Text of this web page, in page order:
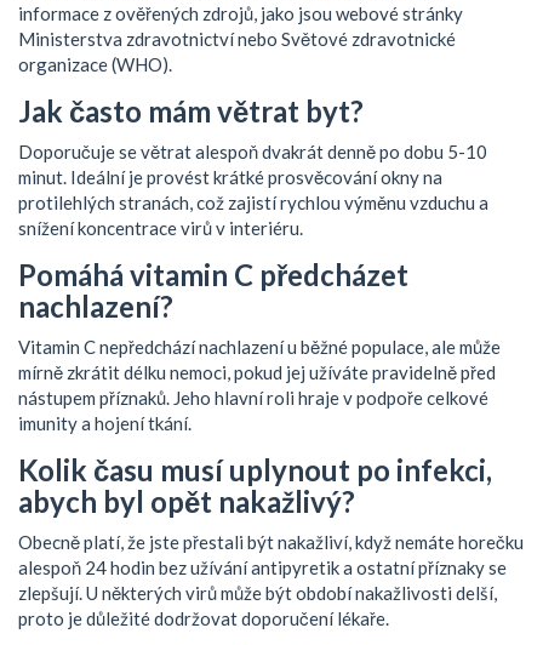
informace z ověřených zdrojů, jako jsou webové stránky
Ministerstva zdravotnictví nebo Světové zdravotnické
organizace (WHO).
Jak často mám větrat byt?
Doporučuje se větrat alespoň dvakrát denně po dobu 5-10
minut. Ideální je provést krátké prosvěcování okny na
protilehlých stranách, což zajistí rychlou výměnu vzduchu a
snížení koncentrace virů v interiéru.
Pomáhá vitamin C předcházet
nachlazení?
Vitamin C nepředchází nachlazení u běžné populace, ale může
mírně zkrátit délku nemoci, pokud jej užíváte pravidelně před
nástupem příznaků. Jeho hlavní roli hraje v podpoře celkové
imunity a hojení tkání.
Kolik času musí uplynout po infekci,
abych byl opět nakažlivý?
Obecně platí, že jste přestali být nakažliví, když nemáte horečku
alespoň 24 hodin bez užívání antipyretik a ostatní příznaky se
zlepšují. U některých virů může být období nakažlivosti delší,
proto je důležité dodržovat doporučení lékaře.